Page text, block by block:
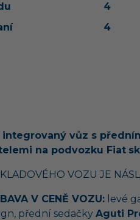
4
4
integrovaný vůz s
na podvozku Fiat
VOZU JE
V CENĚ VOZU: levé
přední sedačky Aguti